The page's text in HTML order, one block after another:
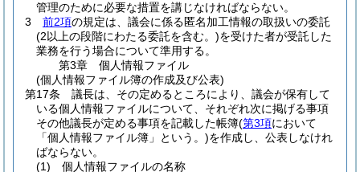
管理のために必要な措置を講じなければならない。
3
前2項の規定は、議会に係る匿名加工情報の取扱いの委託
(2以上の段階にわたる委託を含む。)を受けた者が受託した
業務を行う場合について準用する。
第3章
個人情報ファイル
(個人情報ファイル簿の作成及び公表)
第17条
議長は、その定めるところにより、議会が保有して
いる個人情報ファイルについて、それぞれ次に掲げる事項
その他議長が定める事項を記載した帳簿(第3項において
「個人情報ファイル簿」という。)を作成し、公表しなけれ
ばならない。
(1)
個人情報ファイルの名称